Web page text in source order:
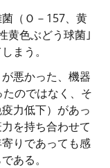
（Ｏ－157、黄
黄色ぶどう球菌｣
まう。
悪かった、機器
たのではなく、そ
力低下）があっ
を持ち合わせて
りであっても感
ある。